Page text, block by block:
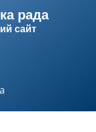
рада
сайт